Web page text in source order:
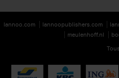
lannoo.com lannoopublishers.com
meulenhoff.nl